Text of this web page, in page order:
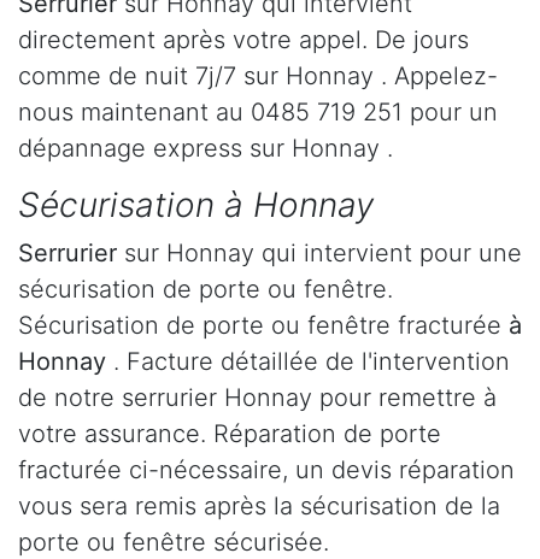
directement après votre appel. De jours
comme de nuit 7j/7 sur Honnay . Appelez-
nous maintenant au 0485 719 251 pour un
dépannage express sur Honnay .
Sécurisation à Honnay
Serrurier sur Honnay qui intervient pour une
sécurisation de porte ou fenêtre.
Sécurisation de porte ou fenêtre fracturée à
Honnay . Facture détaillée de l'intervention
de notre serrurier Honnay pour remettre à
votre assurance. Réparation de porte
fracturée ci-nécessaire, un devis réparation
vous sera remis après la sécurisation de la
porte ou fenêtre sécurisée.